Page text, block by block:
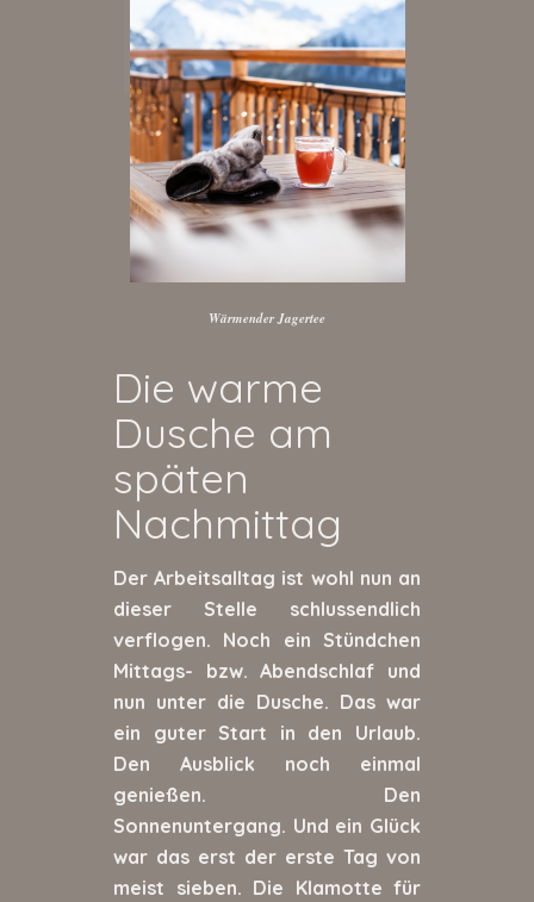
Wärmender Jagertee
Die warme
Dusche am
späten
Nachmittag
Der Arbeitsalltag ist wohl nun an
dieser Stelle schlussendlich
verflogen. Noch ein Stündchen
Mittags- bzw. Abendschlaf und
nun unter die Dusche. Das war
ein guter Start in den Urlaub.
Den Ausblick noch einmal
genießen. Den
Sonnenuntergang. Und ein Glück
war das erst der erste Tag von
meist sieben. Die Klamotte für